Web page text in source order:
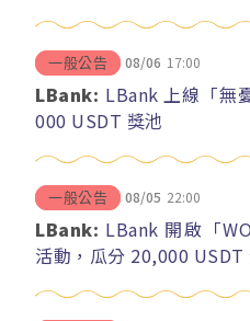
一般公告 08/06 17:00
LBank: LBank 上線「無
000 USDT 獎池
一般公告 08/05 22:00
LBank: LBank 開啟「
活動，瓜分 20,000 USDT